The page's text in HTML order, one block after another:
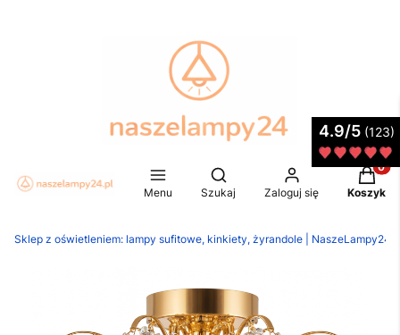
Menu
Otwórz wyszukiwarkę
Szukaj Zaloguj się Koszyk
Sklep z oświetleniem: lampy sufitowe, kinkiety, żyrandole |
4.9/5 (123)